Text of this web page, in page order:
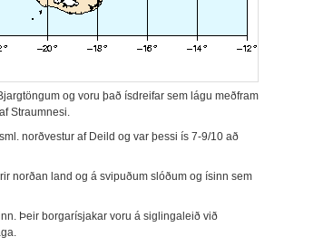
og voru það ísdreifar sem lágu meðfram
Straumnesi.
norðvestur af Deild og var þessi ís 7-9/10 að
norðan land og á svipuðum slóðum og ísinn sem
Þeir borgarísjakar voru á siglingaleið við